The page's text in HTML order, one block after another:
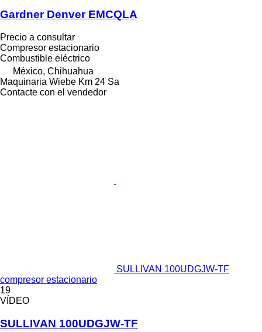
Gardner Denver EMCQLA
Precio a consultar
Compresor estacionario
Combustible eléctrico
México, Chihuahua
Maquinaria Wiebe Km 24 Sa
Contacte con el vendedor
SULLIVAN 100UDGJW-TF
compresor estacionario
19
VÍDEO
SULLIVAN 100UDGJW-TF